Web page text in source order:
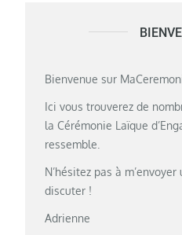
Bienvenue sur
Ici vous trouverez de
la Cérémonie Laïque
ressemble.
N’hésitez pas à
discuter !
Adrienne